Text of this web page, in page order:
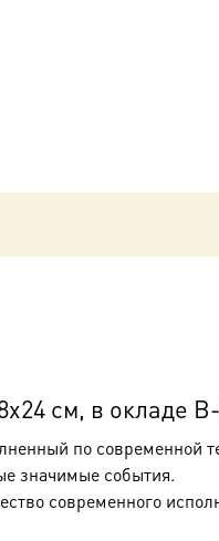
см, в окладе
по современной
значимые события.
современного